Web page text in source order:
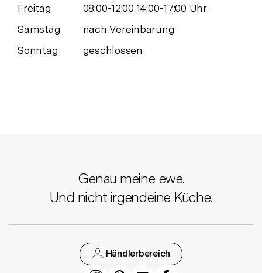
Freitag
08:00-12:00 14:00-17:00 Uhr
Samstag
nach Vereinbarung
Sonntag
geschlossen
Genau meine ewe.
Und nicht irgendeine Küche.
Händlerbereich